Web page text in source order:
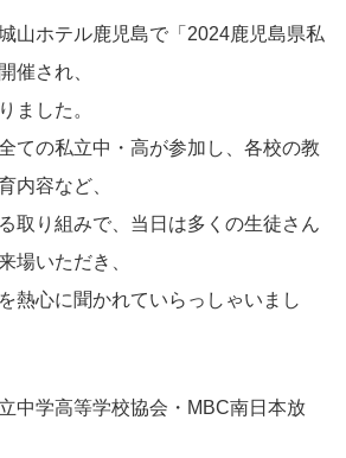
山ホテル鹿児島で「2024鹿児島県私
催され、
ました。
ての私立中・高が参加し、各校の教
内容など、
取り組みで、当日は多くの生徒さん
場いただき、
熱心に聞かれていらっしゃいまし
中学高等学校協会・MBC南日本放